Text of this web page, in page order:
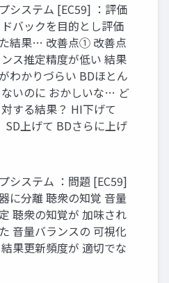
システム [EC59] ：評価
バックを目的とし評価
結果… 改善点① 改善点
ス推定精度が低い 結果
わかりづらい BDほとん
ないのに おかしいな… ど
する結果？ HI下げて
SD上げて BDさらに上げ
システム ：問題 [EC59]
に分離 聴衆の知覚 音量
聴衆の知覚が 加味され
音量バランスの 可視化
果更新頻度が 適切でな